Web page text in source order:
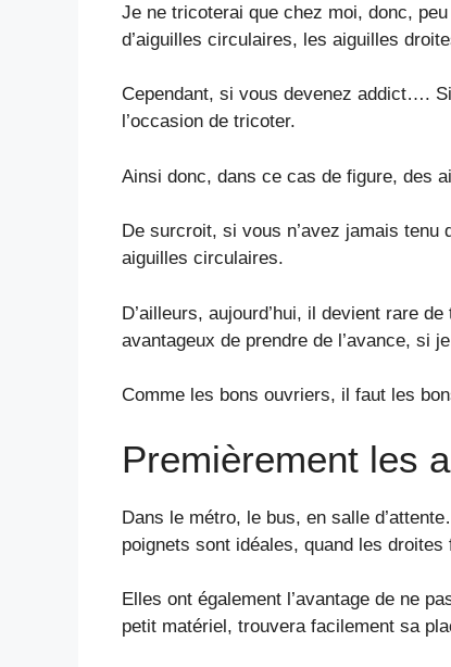
Je ne tricoterai que chez moi, donc,
d’aiguilles circulaires, les aiguilles
Cependant, si vous devenez addict….
l’occasion de tricoter.
Ainsi donc, dans ce cas de figure, des
De surcroit, si vous n’avez jamais tenu
aiguilles circulaires.
D’ailleurs, aujourd’hui, il devient rare
avantageux de prendre de l’avance, si
Comme les bons ouvriers, il faut les
Premièrement les
Dans le métro, le bus, en salle
poignets sont idéales, quand les
Elles ont également l’avantage de ne
petit matériel, trouvera facilement sa